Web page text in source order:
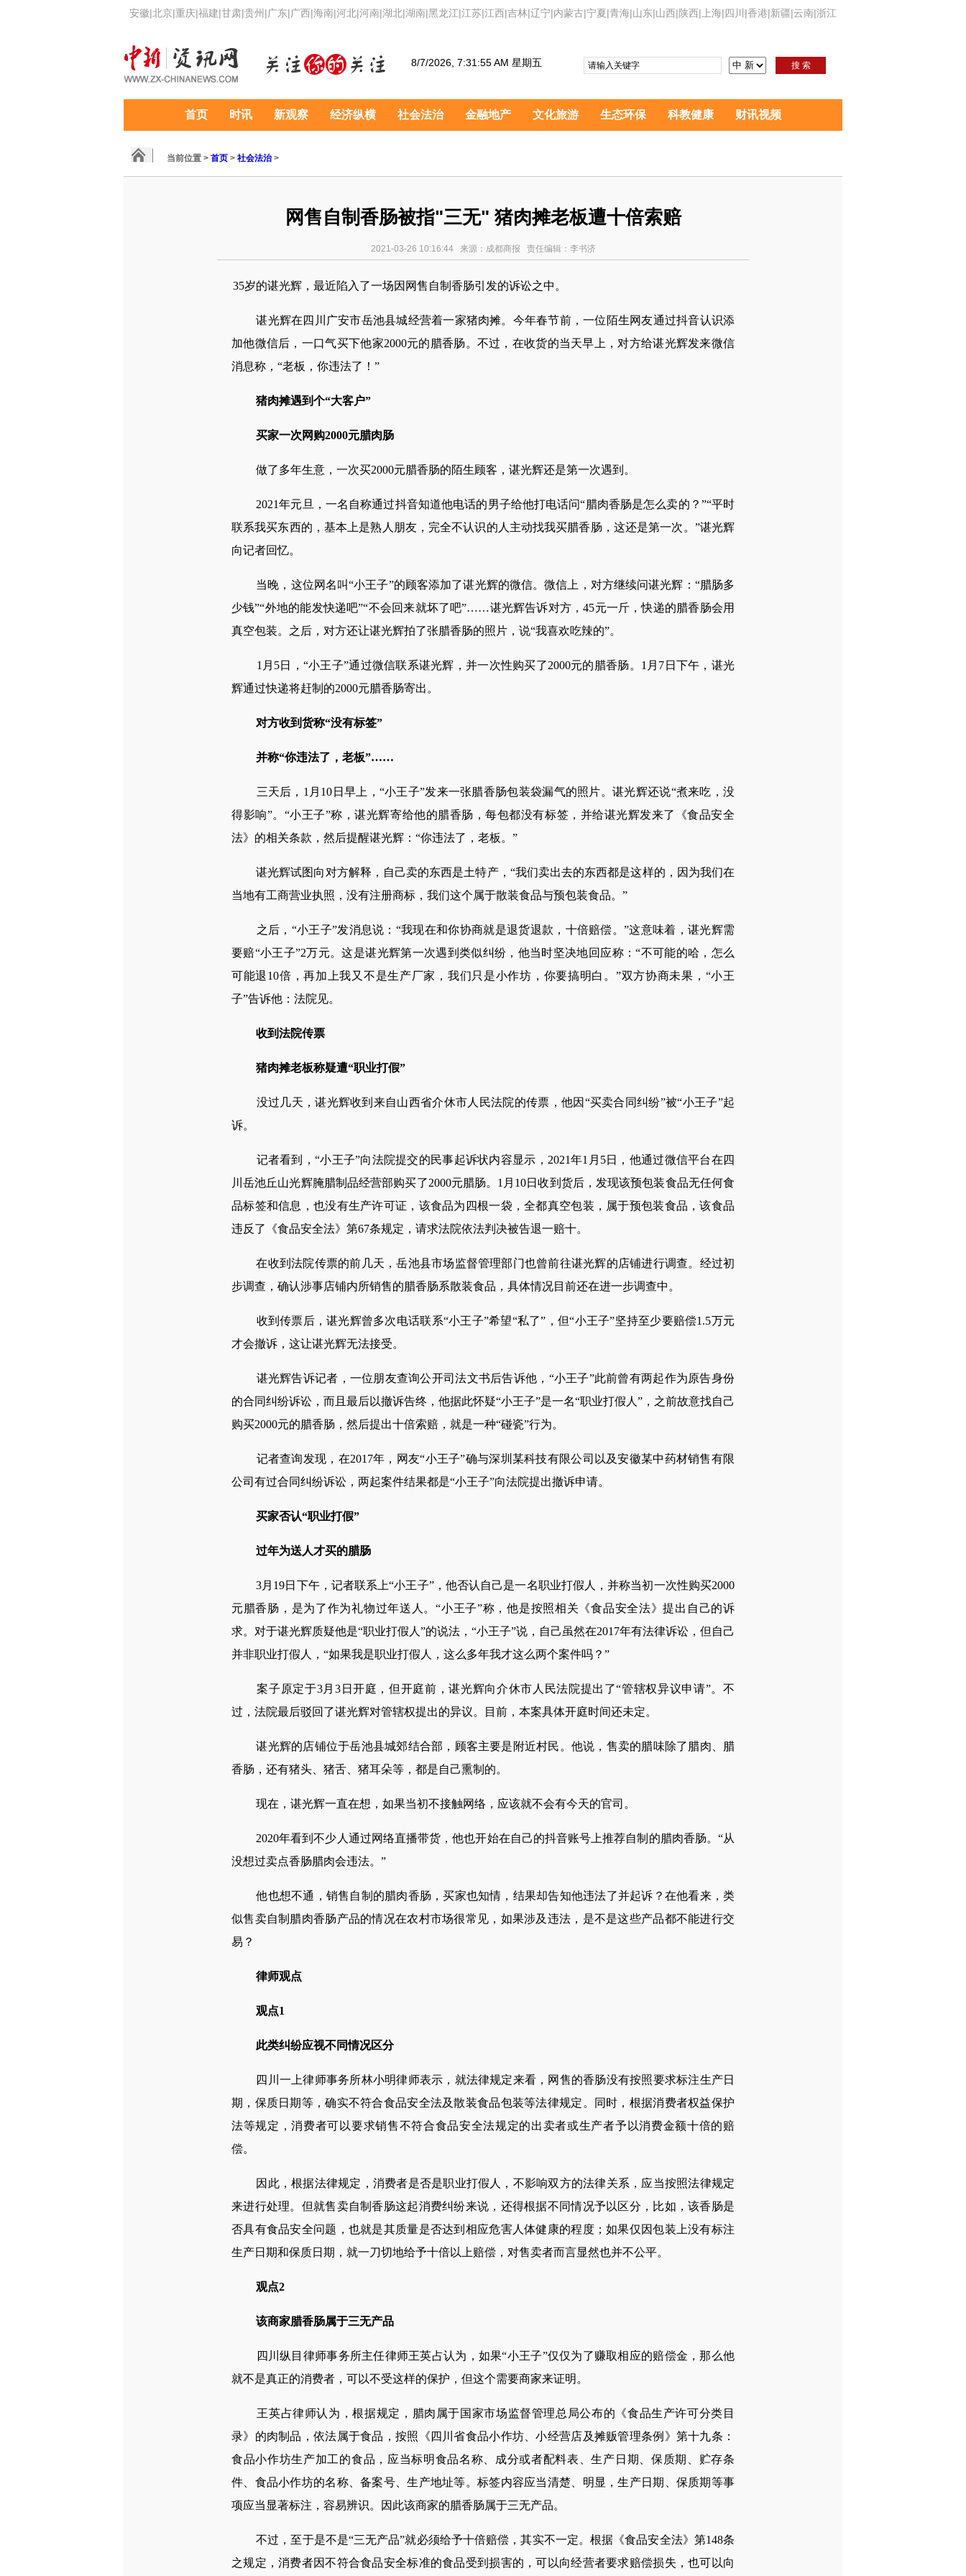
安徽|北京|重庆|福建|甘肃|贵州 |广东|广西|海南|河北|河南|湖北|湖南|黑龙江|江苏|江西|吉林|辽宁|内蒙古|宁夏|青海|山东|山西|陕西| 上海|四川 |香港|新疆|云南|浙江
8/7/2026, 7:31:56 AM 星期五 搜 索
首页 时讯 新观察 经济纵横 社会法治 金融地产 文化旅游 生态环保 科教健康 财讯视频
当前位置 > 首页 > 社会法治>
网售自制香肠被指"三无" 猪肉摊老板遭十倍索赔
2021-03-26 10:16:44 来源：成都商报 责任编辑：李书济
35岁的谌光辉，最近陷入了一场因网售自制香肠引发的诉讼之中。
谌光辉在四川广安市岳池县城经营着一家猪肉摊。今年春节前，一位陌生网友通过抖音认识添
加他微信后，一口气买下他家2000元的腊香肠。不过，在收货的当天早上，对方给谌光辉发来微信
消息称，“老板，你违法了！”
猪肉摊遇到个“大客户”
买家一次网购2000元腊肉肠
做了多年生意，一次买2000元腊香肠的陌生顾客，谌光辉还是第一次遇到。
2021年元旦，一名自称通过抖音知道他电话的男子给他打电话问“腊肉香肠是怎么卖的？”“平时
联系我买东西的，基本上是熟人朋友，完全不认识的人主动找我买腊香肠，这还是第一次。”谌光辉
向记者回忆。
当晚，这位网名叫“小王子”的顾客添加了谌光辉的微信。微信上，对方继续问谌光辉：“腊肠多
少钱”“外地的能发快递吧”“不会回来就坏了吧”……谌光辉告诉对方，45元一斤，快递的腊香肠会用
真空包装。之后，对方还让谌光辉拍了张腊香肠的照片，说“我喜欢吃辣的”。
1月5日，“小王子”通过微信联系谌光辉，并一次性购买了2000元的腊香肠。1月7日下午，谌光
辉通过快递将赶制的2000元腊香肠寄出。
对方收到货称“没有标签”
并称“你违法了，老板”……
三天后，1月10日早上，“小王子”发来一张腊香肠包装袋漏气的照片。谌光辉还说“煮来吃，没
得影响”。“小王子”称，谌光辉寄给他的腊香肠，每包都没有标签，并给谌光辉发来了《食品安全
法》的相关条款，然后提醒谌光辉：“你违法了，老板。”
谌光辉试图向对方解释，自己卖的东西是土特产，“我们卖出去的东西都是这样的，因为我们在
当地有工商营业执照，没有注册商标，我们这个属于散装食品与预包装食品。”
之后，“小王子”发消息说：“我现在和你协商就是退货退款，十倍赔偿。”这意味着，谌光辉需
要赔“小王子”2万元。这是谌光辉第一次遇到类似纠纷，他当时坚决地回应称：“不可能的哈，怎么
可能退10倍，再加上我又不是生产厂家，我们只是小作坊，你要搞明白。”双方协商未果，“小王
子”告诉他：法院见。
收到法院传票
猪肉摊老板称疑遭“职业打假”
没过几天，谌光辉收到来自山西省介休市人民法院的传票，他因“买卖合同纠纷”被“小王子”起
诉。
记者看到，“小王子”向法院提交的民事起诉状内容显示，2021年1月5日，他通过微信平台在四
川岳池丘山光辉腌腊制品经营部购买了2000元腊肠。1月10日收到货后，发现该预包装食品无任何食
品标签和信息，也没有生产许可证，该食品为四根一袋，全都真空包装，属于预包装食品，该食品
违反了《食品安全法》第67条规定，请求法院依法判决被告退一赔十。
在收到法院传票的前几天，岳池县市场监督管理部门也曾前往谌光辉的店铺进行调查。经过初
步调查，确认涉事店铺内所销售的腊香肠系散装食品，具体情况目前还在进一步调查中。
收到传票后，谌光辉曾多次电话联系“小王子”希望“私了”，但“小王子”坚持至少要赔偿1.5万元
才会撤诉，这让谌光辉无法接受。
谌光辉告诉记者，一位朋友查询公开司法文书后告诉他，“小王子”此前曾有两起作为原告身份
的合同纠纷诉讼，而且最后以撤诉告终，他据此怀疑“小王子”是一名“职业打假人”，之前故意找自己
购买2000元的腊香肠，然后提出十倍索赔，就是一种“碰瓷”行为。
记者查询发现，在2017年，网友“小王子”确与深圳某科技有限公司以及安徽某中药材销售有限
公司有过合同纠纷诉讼，两起案件结果都是“小王子”向法院提出撤诉申请。
买家否认“职业打假”
过年为送人才买的腊肠
3月19日下午，记者联系上“小王子”，他否认自己是一名职业打假人，并称当初一次性购买2000
元腊香肠，是为了作为礼物过年送人。“小王子”称，他是按照相关《食品安全法》提出自己的诉
求。对于谌光辉质疑他是“职业打假人”的说法，“小王子”说，自己虽然在2017年有法律诉讼，但自己
并非职业打假人，“如果我是职业打假人，这么多年我才这么两个案件吗？”
案子原定于3月3日开庭，但开庭前，谌光辉向介休市人民法院提出了“管辖权异议申请”。不
过，法院最后驳回了谌光辉对管辖权提出的异议。目前，本案具体开庭时间还未定。
谌光辉的店铺位于岳池县城郊结合部，顾客主要是附近村民。他说，售卖的腊味除了腊肉、腊
香肠，还有猪头、猪舌、猪耳朵等，都是自己熏制的。
现在，谌光辉一直在想，如果当初不接触网络，应该就不会有今天的官司。
2020年看到不少人通过网络直播带货，他也开始在自己的抖音账号上推荐自制的腊肉香肠。“从
没想过卖点香肠腊肉会违法。”
他也想不通，销售自制的腊肉香肠，买家也知情，结果却告知他违法了并起诉？在他看来，类
似售卖自制腊肉香肠产品的情况在农村市场很常见，如果涉及违法，是不是这些产品都不能进行交
易？
律师观点
观点1
此类纠纷应视不同情况区分
四川一上律师事务所林小明律师表示，就法律规定来看，网售的香肠没有按照要求标注生产日
期，保质日期等，确实不符合食品安全法及散装食品包装等法律规定。同时，根据消费者权益保护
法等规定，消费者可以要求销售不符合食品安全法规定的出卖者或生产者予以消费金额十倍的赔
偿。
因此，根据法律规定，消费者是否是职业打假人，不影响双方的法律关系，应当按照法律规定
来进行处理。但就售卖自制香肠这起消费纠纷来说，还得根据不同情况予以区分，比如，该香肠是
否具有食品安全问题，也就是其质量是否达到相应危害人体健康的程度；如果仅因包装上没有标注
生产日期和保质日期，就一刀切地给予十倍以上赔偿，对售卖者而言显然也并不公平。
观点2
该商家腊香肠属于三无产品
四川纵目律师事务所主任律师王英占认为，如果“小王子”仅仅为了赚取相应的赔偿金，那么他
就不是真正的消费者，可以不受这样的保护，但这个需要商家来证明。
王英占律师认为，根据规定，腊肉属于国家市场监督管理总局公布的《食品生产许可分类目
录》的肉制品，依法属于食品，按照《四川省食品小作坊、小经营店及摊贩管理条例》第十九条：
食品小作坊生产加工的食品，应当标明食品名称、成分或者配料表、生产日期、保质期、贮存条
件、食品小作坊的名称、备案号、生产地址等。标签内容应当清楚、明显，生产日期、保质期等事
项应当显著标注，容易辨识。因此该商家的腊香肠属于三无产品。
不过，至于是不是“三无产品”就必须给予十倍赔偿，其实不一定。根据《食品安全法》第148条
之规定，消费者因不符合食品安全标准的食品受到损害的，可以向经营者要求赔偿损失，也可以向